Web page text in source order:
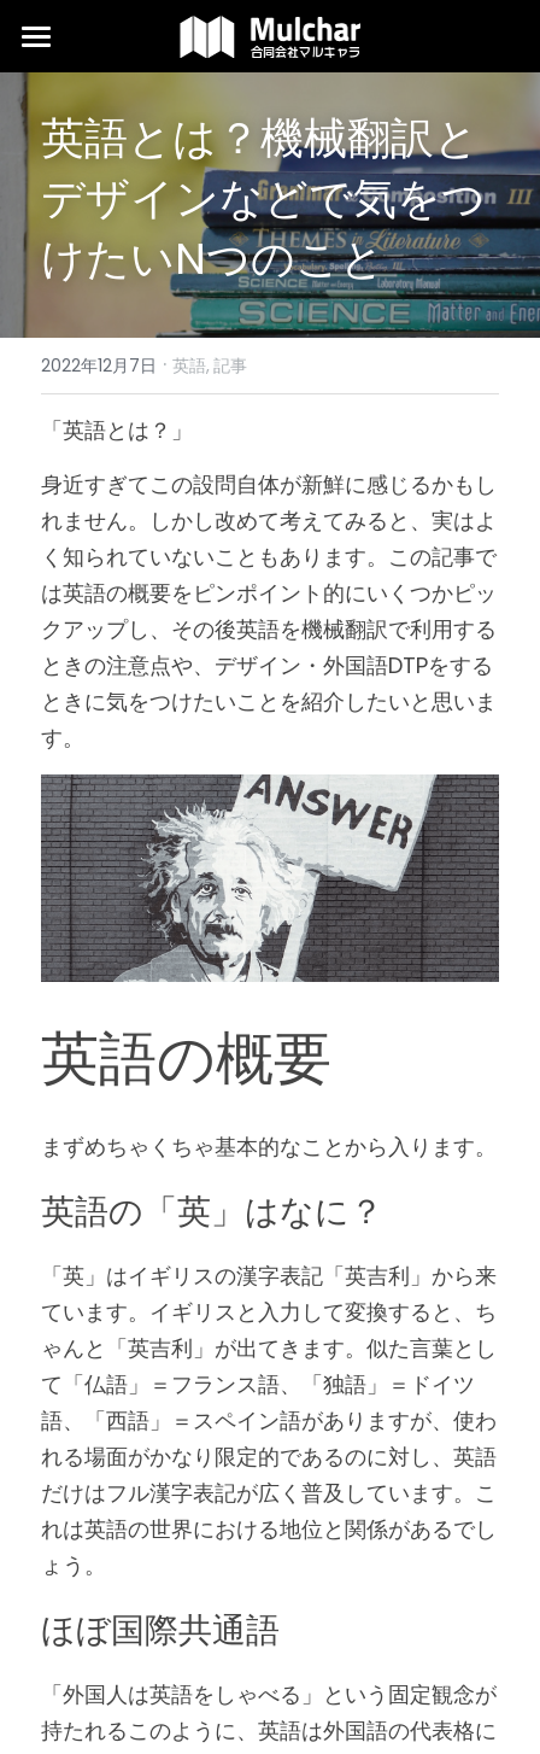
翻訳
デザイン
外国語編集
当社について
よくある質問
コラム
ダウンロード
代表ブログ
検索
お問い合わせ
英語とは？機械翻訳と
デザインなどで気をつ
けたいNつのこと
2022年12月7日 · 英語, 記事
「英語とは？」
身近すぎてこの設問自体が新鮮に感じるかもし
れません。しかし改めて考えてみると、実はよ
く知られていないこともあります。この記事で
は英語の概要をピンポイント的にいくつかピッ
クアップし、その後英語を機械翻訳で利用する
ときの注意点や、デザイン・外国語DTPをする
ときに気をつけたいことを紹介したいと思いま
す。
英語の概要
まずめちゃくちゃ基本的なことから入ります。
英語の「英」はなに？
「英」はイギリスの漢字表記「英吉利」から来
ています。イギリスと入力して変換すると、ち
ゃんと「英吉利」が出てきます。似た言葉とし
て「仏語」＝フランス語、「独語」＝ドイツ
語、「西語」＝スペイン語がありますが、使わ
れる場面がかなり限定的であるのに対し、英語
だけはフル漢字表記が広く普及しています。こ
れは英語の世界における地位と関係があるでし
ょう。
ほぼ国際共通語
「外国人は英語をしゃべる」という固定観念が
持たれるこのように、英語は外国語の代表格に